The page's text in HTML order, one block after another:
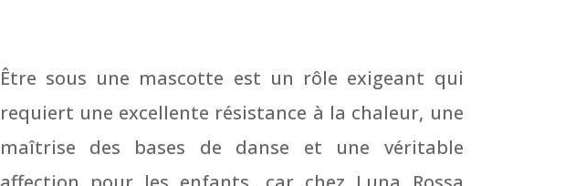
Être sous une mascotte est un rôle exigeant qui
requiert une excellente résistance à la chaleur, une
maîtrise des bases de danse et une véritable